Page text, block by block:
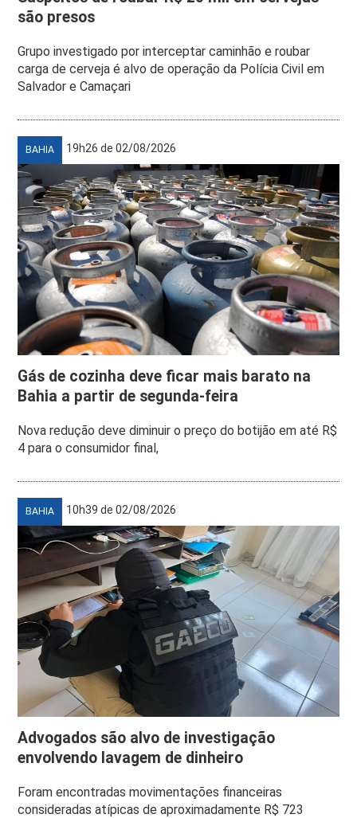
são presos
Grupo investigado por interceptar caminhão e roubar
carga de cerveja é alvo de operação da Polícia Civil em
Salvador e Camaçari
BAHIA 19h26 de 02/08/2026
Gás de cozinha deve ficar mais barato na
Bahia a partir de segunda-feira
Nova redução deve diminuir o preço do botijão em até R$
4 para o consumidor final,
BAHIA 10h39 de 02/08/2026
Advogados são alvo de investigação
envolvendo lavagem de dinheiro
Foram encontradas movimentações financeiras
consideradas atípicas de aproximadamente R$ 723